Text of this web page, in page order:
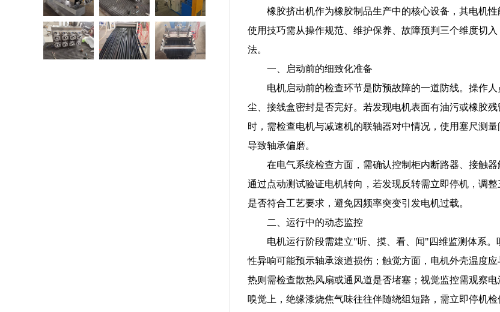
（pA）管材
厚壁管）挤
出设备生产
（pA）管材
厚壁管）挤
出设备生产
石家庄PA66
门窗隔热条
石家庄PA66
门窗隔热条
橡胶挤出机作为橡胶制品生产中的核心设备，其电机
使用技巧需从操作规范、维护保养、故障预判三个维度切
法。
一、启动前的细致化准备
电机启动前的检查环节是防预故障的一道防线。操作
尘、接线盒密封是否完好。若发现电机表面有油污或橡胶
时，需检查电机与减速机的联轴器对中情况，使用塞尺测
导致轴承偏磨。
在电气系统检查方面，需确认控制柜内断路器、接触
通过点动测试验证电机转向，若发现反转需立即停机，调
是否符合工艺要求，避免因频率突变引发电机过载。
二、运行中的动态监控
电机运行阶段需建立"听、摸、看、闻"四维监测体系
性异响可能预示轴承滚道损伤；触觉方面，电机外壳温度
热则需检查散热风扇或通风道是否堵塞；视觉监控需观察
嗅觉上，绝缘漆烧焦气味往往伴随绕组短路，需立即停机检